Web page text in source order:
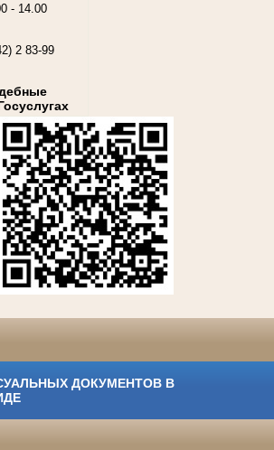
- 14.00
2 83-99
ДОКУМЕНТОВ В